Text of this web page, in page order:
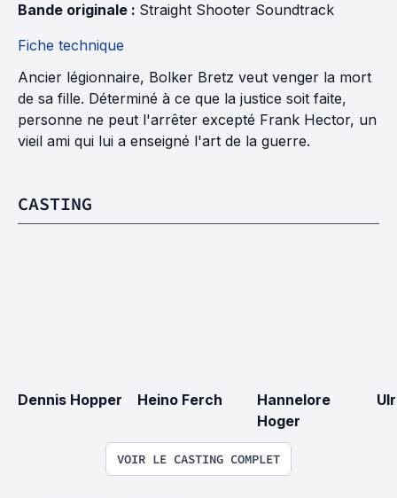
Bande originale : Straight Shooter Soundtrack
Fiche technique
Ancier légionnaire, Bolker Bretz veut venger la mort
de sa fille. Déterminé à ce que la justice soit faite,
personne ne peut l'arrêter excepté Frank Hector, un
vieil ami qui lui a enseigné l'art de la guerre.
CASTING
Dennis Hopper Heino Ferch
Hannelore
Hoger
VOIR LE CASTING COMPLET